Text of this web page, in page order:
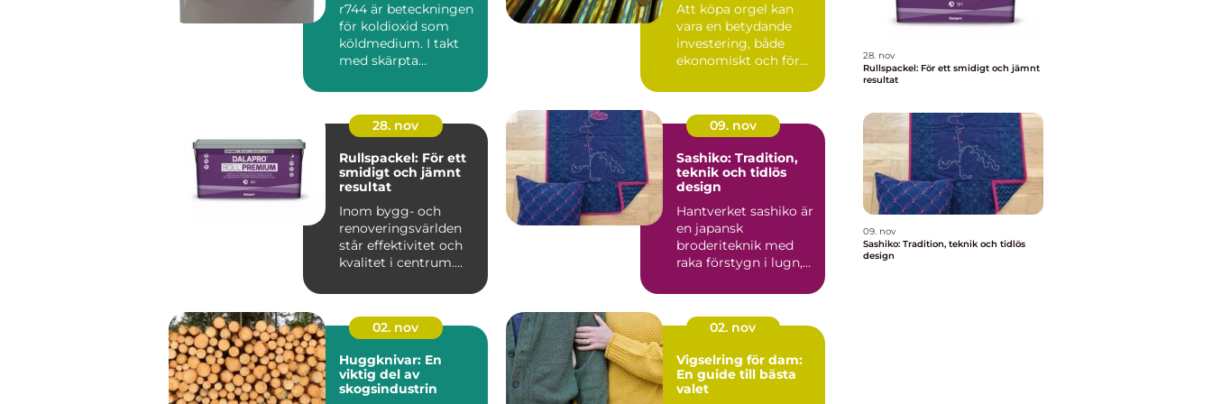
r744 är beteckningen
för koldioxid som
köldmedium. I takt
med skärpta
energipriser ...
Att köpa orgel kan
vara en betydande
investering, både
ekonomiskt och för
28. nov
Rullspackel: För ett
smidigt och jämnt
resultat
Inom bygg- och
renoveringsvärlden
står effektivitet och
kvalitet i centrum.
09. nov
Sashiko: Tradition,
teknik och tidlös
design
Hantverket sashiko är
en japansk
broderiteknik med
raka förstygn i lugn,
02. nov
Huggknivar: En
viktig del av
skogsindustrin
02. nov
Vigselring för dam:
En guide till bästa
valet
28. nov
Rullspackel: För ett smidigt och jämnt
resultat
09. nov
Sashiko: Tradition, teknik och tidlös
design